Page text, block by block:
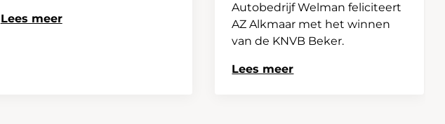
Lees meer
Autobedrijf Welman feliciteert
AZ Alkmaar met het winnen
van de KNVB Beker.
Lees meer